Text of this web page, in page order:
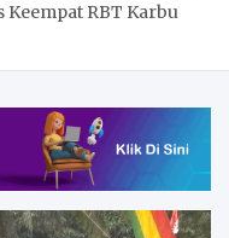
RBT Karbu